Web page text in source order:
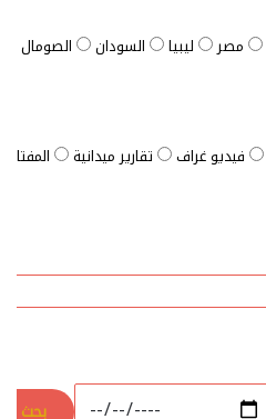
مصر ليبيا السودان الصومال
فيديو غراف تقارير ميدانية